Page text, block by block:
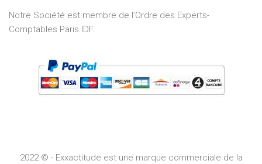
Notre Société est membre de l’Ordre des Experts-
Comptables Paris IDF.
2022 © - Exxactitude est une marque commerciale de la